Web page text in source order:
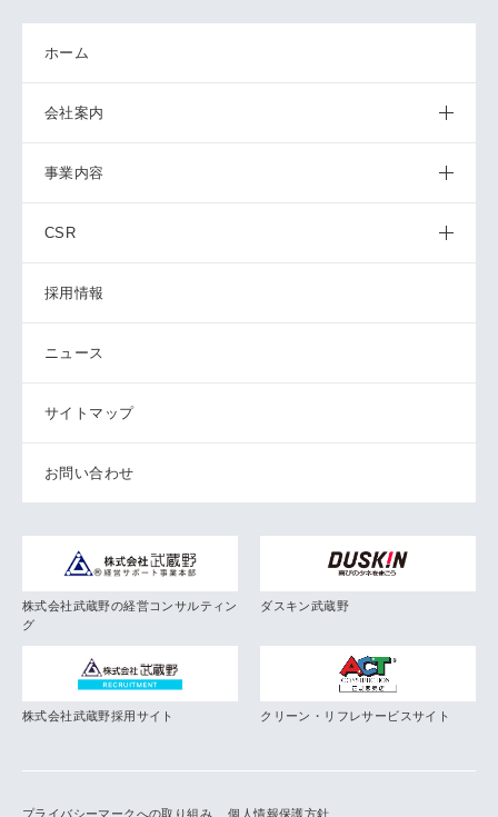
ホーム
会社案内
事業内容
CSR
採用情報
ニュース
サイトマップ
お問い合わせ
株式会社武蔵野の経営コンサルティン
グ
ダスキン武蔵野
株式会社武蔵野採用サイト クリーン・リフレサービスサイト
プライバシーマークへの取り組み 個人情報保護方針